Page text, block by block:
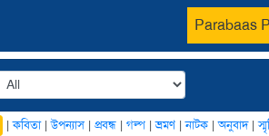
Parabaas
|কবিতা|উপন্যাস| প্রবন্ধ | গল্প |ভ্রমণ|নাটক |অনুবাদ|